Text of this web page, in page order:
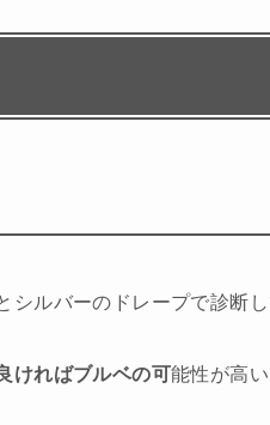
シルバーのドレープで診断し
ければブルベの可能性が高い